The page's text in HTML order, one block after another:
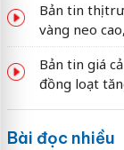
Bản tin thị
vàng neo
Bản tin giá
đồng loạt
Bài đọc nhiều